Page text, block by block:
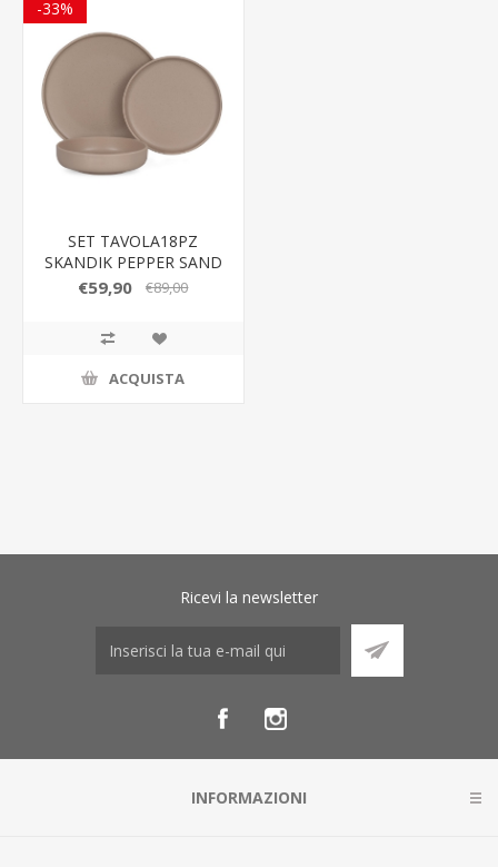
-33%
SET TAVOLA18PZ
SKANDIK PEPPER SAND
€59,90 €89,00
ACQUISTA
Ricevi la newsletter
INFORMAZIONI